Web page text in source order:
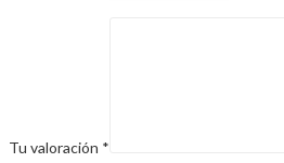
Tu valoración *